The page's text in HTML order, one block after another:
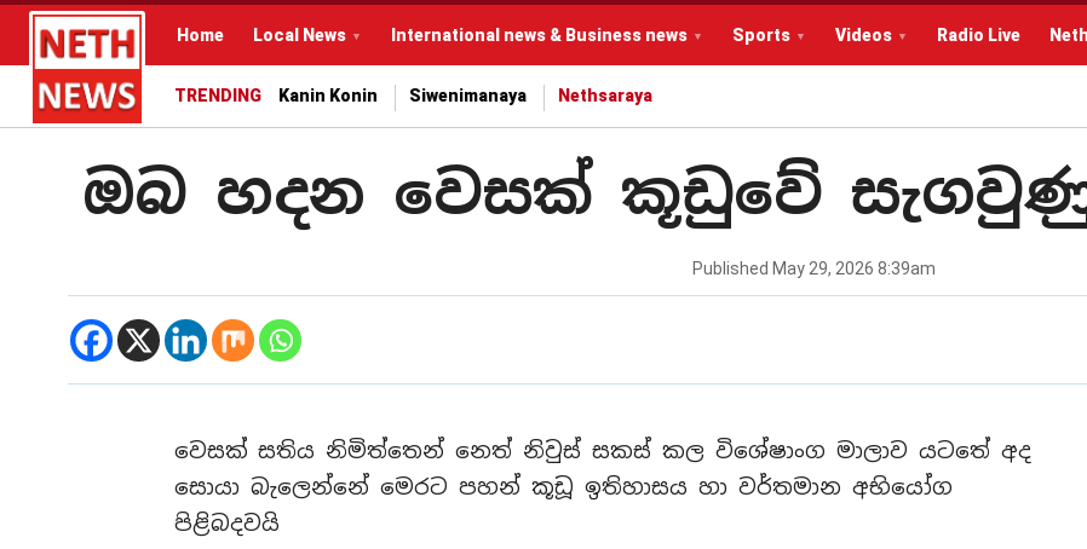
Home Local News International news & Business news Sports Videos Radio Live
TRENDING Kanin Konin Siwenimanaya Nethsaraya
ඔබ හදන වෙසක් කූඩුවේ
Published May 29, 2026 8:39am
වෙසක් සතිය නිමිත්තෙන් නෙත් නිවුස් සකස් කල විශේෂාංග මාලාව යටතේ අද
සොයා බැලෙන්නේ මෙරට පහන් කූඩූ ඉතිහාසය හා වර්තමාන අභියෝග
පිළිබදවයි